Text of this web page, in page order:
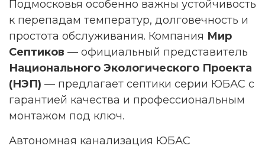
Подмосковья особенно важны устойчивость
к перепадам температур, долговечность и
простота обслуживания. Компания Мир
Септиков — официальный представитель
Национального Экологического Проекта
(НЭП) — предлагает септики серии ЮБАС с
гарантией качества и профессиональным
монтажом под ключ.
Автономная канализация ЮБАС